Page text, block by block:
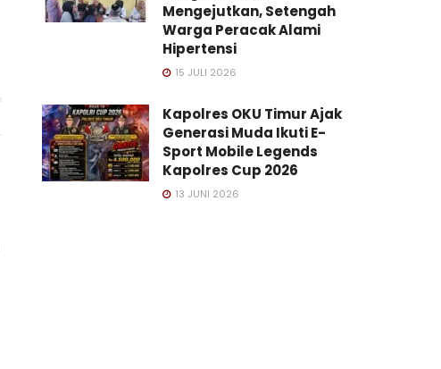
Mengejutkan, Setengah
Warga Peracak Alami
Hipertensi
15 JULI 2026
Kapolres OKU Timur Ajak
Generasi Muda Ikuti E-
Sport Mobile Legends
Kapolres Cup 2026
13 JUNI 2026